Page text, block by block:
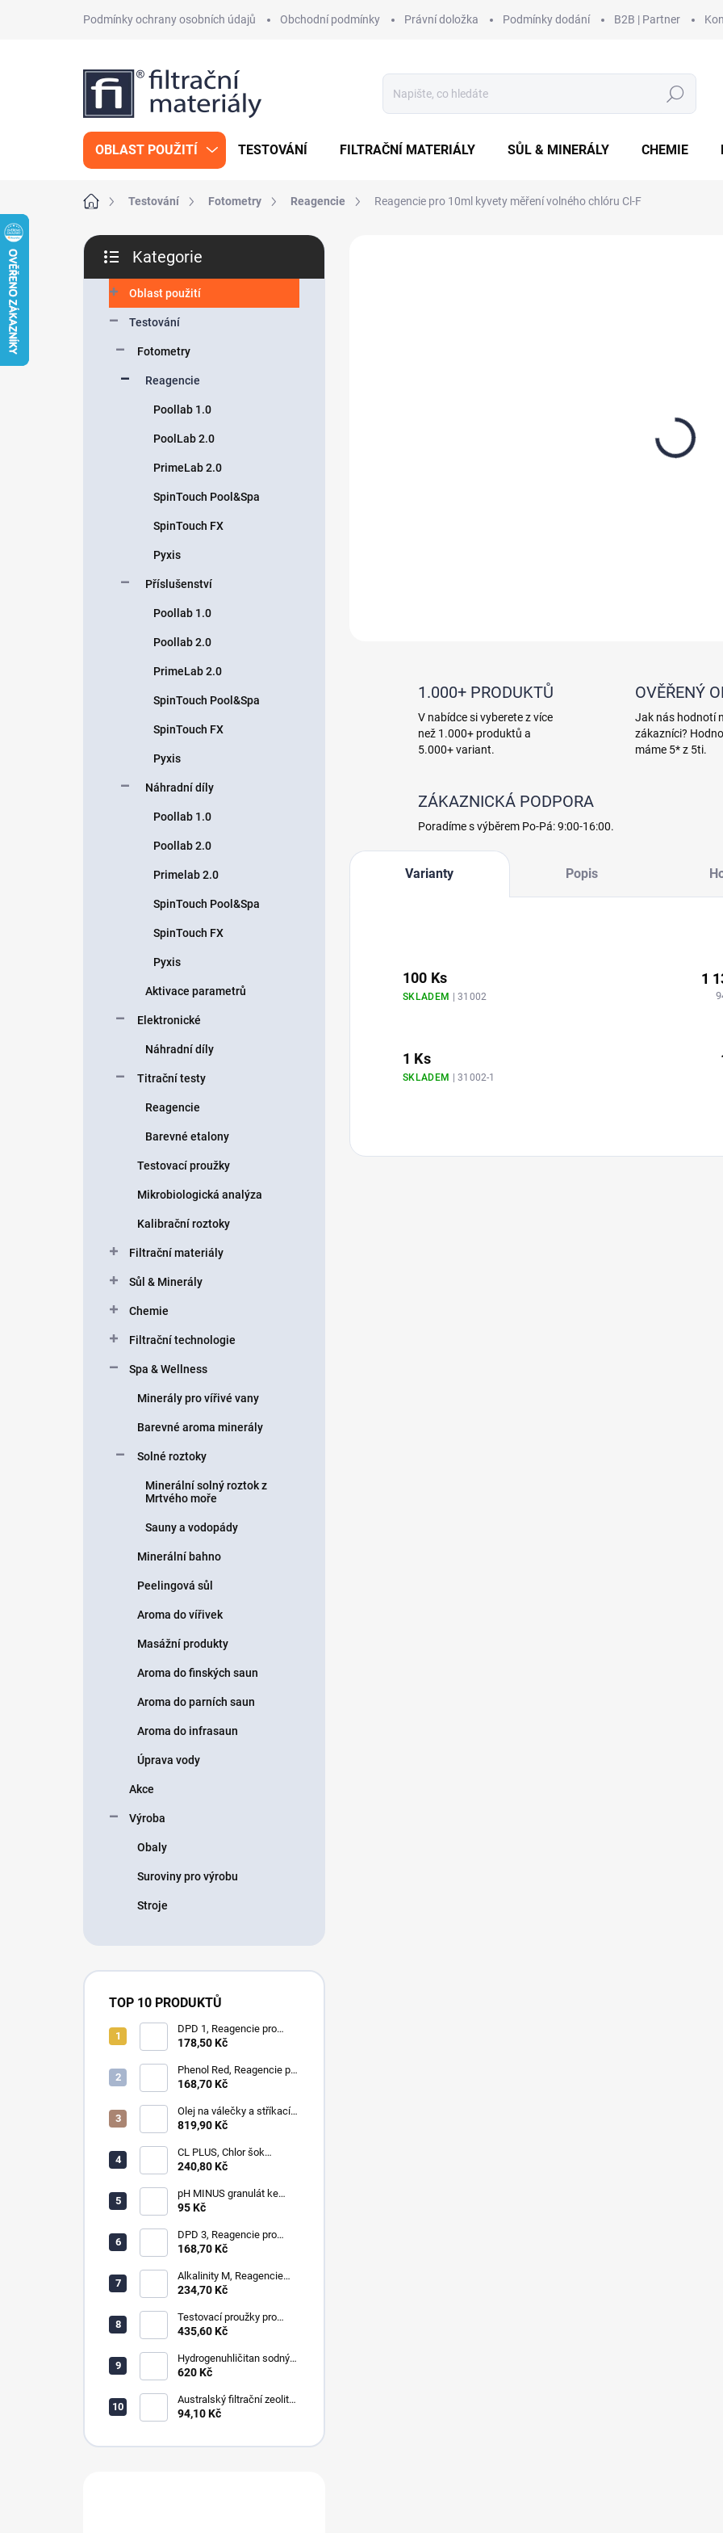
Podmínky ochrany osobních údajů Obchodní podmínky Právní doložka Podmínky dodání B2B | Partner
Hledat
OBLAST POUŽITÍ TESTOVÁNÍ FILTRAČNÍ MATERIÁLY SŮL & MINERÁLY CHEMIE
Domů Testování Fotometry Reagencie Reagencie pro 10ml kyvety měření volného chlóru Cl-F
P
s
kategorie
Kategorie
Oblast použití
Testování
Fotometry
Reagencie
Poollab 1.0
PoolLab 2.0
PrimeLab 2.0
SpinTouch Pool&Spa
SpinTouch FX
Pyxis
Příslušenství
Poollab 1.0
Poollab 2.0
PrimeLab 2.0
SpinTouch Pool&Spa
SpinTouch FX
Pyxis
Náhradní díly
Poollab 1.0
Poollab 2.0
Primelab 2.0
SpinTouch Pool&Spa
SpinTouch FX
Pyxis
Aktivace parametrů
Elektronické
Náhradní díly
Titrační testy
Reagencie
Barevné etalony
Testovací proužky
Mikrobiologická analýza
Kalibrační roztoky
Filtrační materiály
Sůl & Minerály
Chemie
Filtrační technologie
Spa & Wellness
Minerály pro vířivé vany
Barevné aroma minerály
Solné roztoky
Minerální solný roztok z
Mrtvého moře
Sauny a vodopády
Minerální bahno
Peelingová sůl
Aroma do vířivek
Masážní produkty
Aroma do finských saun
Aroma do parních saun
Aroma do infrasaun
Úprava vody
Akce
Výroba
Obaly
Suroviny pro výrobu
Stroje
TOP 10 PRODUKTŮ
DPD 1, Reagencie pro
měření chloru, bromu,
178,50 Kč
Phenol Red, Reagencie pro
měření pH
168,70 Kč
Olej na válečky a stříkací
zařícení - laminování
819,90 Kč
CL PLUS, Chlor šok
anorganický 1kg
240,80 Kč
pH MINUS granulát ke
snížení hodnot pH
95 Kč
DPD 3, Reagencie pro
měření celkového chloru,
168,70 Kč
Alkalinity M, Reagencie
pro měření alkality
234,70 Kč
Testovací proužky pro
měření chloru, ph, alkality,
435,60 Kč
Hydrogenuhličitan sodný
NaHCO3, soda bicarbona,
620 Kč
Australský filtrační zeolit
ZeoPure 0,5-1,2mm
94,10 Kč
1.000+ PRODUKTŮ
V nabídce si vyberete z více
než 1.000+ produktů a
5.000+ variant.
OVĚŘENÝ
Jak nás hodnotí
zákazníci?
máme 5* z 5ti.
ZÁKAZNICKÁ PODPORA
Poradíme s výběrem Po-Pá: 9:00-16:00.
Varianty Popis
100 Ks
SKLADEM | 31002
1
1 Ks
SKLADEM | 31002-1